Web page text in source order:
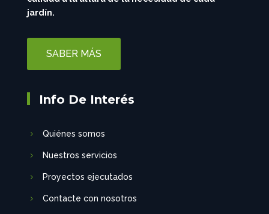
jardín.
SABER MÁS
Info De Interés
Quiénes somos
Nuestros servicios
Proyectos ejecutados
Contacte con nosotros